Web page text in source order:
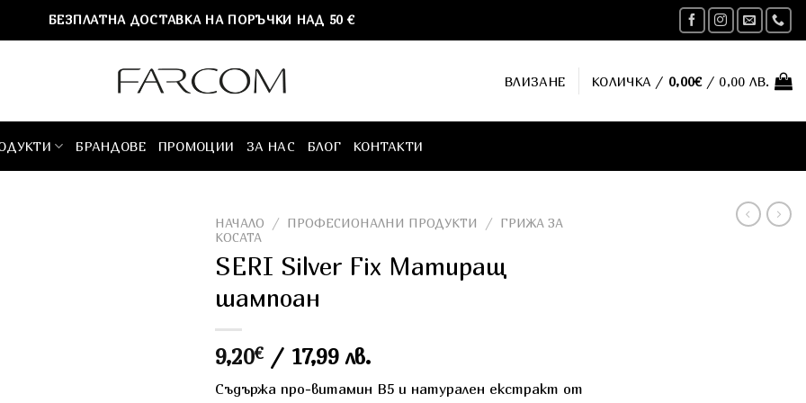
БЕЗПЛАТНА ДОСТАВКА НА ПОРЪЧКИ НАД 50 €
ВЛИЗАНЕ КОЛИЧКА / 0,00€/ 0,00 ЛВ.
БРАНДОВЕ ПРОМОЦИИ ЗА НАС БЛОГ КОНТАКТИ
НАЧАЛО / ПРОФЕСИОНАЛНИ ПРОДУКТИ /
ГРИЖА ЗА
КОСАТА
SERI Silver Fix Матиращ
шампоан
9,20€ / 17,99 лв.
Съдържа про-витамин В5 и натурален екстракт от